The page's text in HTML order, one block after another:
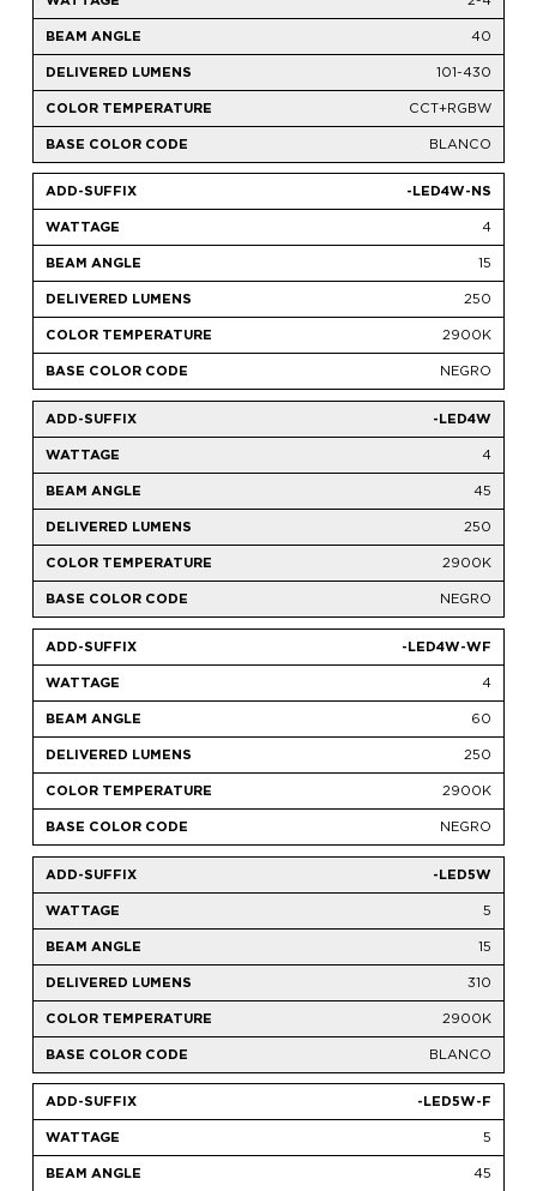
40
101-430
CCT+RGBW
BLANCO
-LED4W-NS
4
15
250
2900K
NEGRO
-LED4W
4
45
250
2900K
NEGRO
-LED4W-WF
4
60
250
2900K
NEGRO
-LED5W
5
15
310
2900K
BLANCO
-LED5W-F
5
45